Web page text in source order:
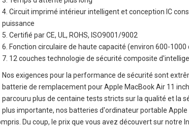
4. Circuit imprimé intérieur intelligent et conception IC
puissance
5. Certifié par CE, UL, ROHS, ISO9001/9002
6. Fonction circulaire de haute capacité (environ 600-1000
7. 12 couches technologie de sécurité composite
Nos exigences pour la performance de sécurité sont
batterie de remplacement pour Apple MacBook Air 11
parcouru plus de centaine tests stricts sur la qualité et la
plus importante, nos batteries d'ordinateur portable Apple
Du coup, le prix que vous avez découvert sur notre